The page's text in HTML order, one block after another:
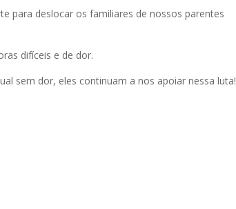
para deslocar os familiares de nossos parentes
difíceis e de dor.
sem dor, eles continuam a nos apoiar nessa luta!